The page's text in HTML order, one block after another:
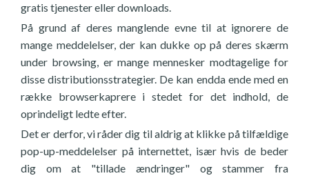
gratis tjenester eller downloads.
På grund af deres manglende evne til at ignorere de
mange meddelelser, der kan dukke op på deres skærm
under browsing, er mange mennesker modtagelige for
disse distributionsstrategier. De kan endda ende med en
række browserkaprere i stedet for det indhold, de
oprindeligt ledte efter.
Det er derfor, vi råder dig til aldrig at klikke på tilfældige
pop-up-meddelelser på internettet, især hvis de beder
dig om at "tillade ændringer" og stammer fra